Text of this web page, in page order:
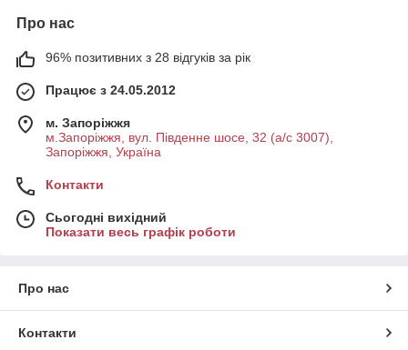
Про нас
96% позитивних з 28 відгуків за рік
Працює з 24.05.2012
м. Запоріжжя
м.Запоріжжя, вул. Південне шосе, 32 (а/с 3007),
Запоріжжя, Україна
Контакти
Сьогодні вихідний
Показати весь графік роботи
Про нас
Контакти